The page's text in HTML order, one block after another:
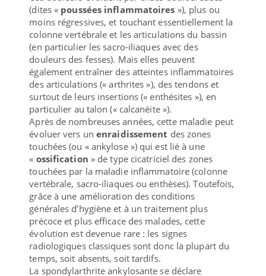
(dites « poussées inflammatoires »), plus ou
moins régressives, et touchant essentiellement la
colonne vertébrale et les articulations du bassin
(en particulier les sacro-iliaques avec des
douleurs des fesses). Mais elles peuvent
également entraîner des atteintes inflammatoires
des articulations (« arthrites »), des tendons et
surtout de leurs insertions (« enthésites »), en
particulier au talon (« calcanéite »).
Après de nombreuses années, cette maladie peut
évoluer vers un enraidissement des zones
touchées (ou « ankylose ») qui est lié à une
« ossification » de type cicatriciel des zones
touchées par la maladie inflammatoire (colonne
vertébrale, sacro-iliaques ou enthèses). Toutefois,
grâce à une amélioration des conditions
générales d’hygiène et à un traitement plus
précoce et plus efficace des malades, cette
évolution est devenue rare : les signes
radiologiques classiques sont donc la plupart du
temps, soit absents, soit tardifs.
La spondylarthrite ankylosante se déclare